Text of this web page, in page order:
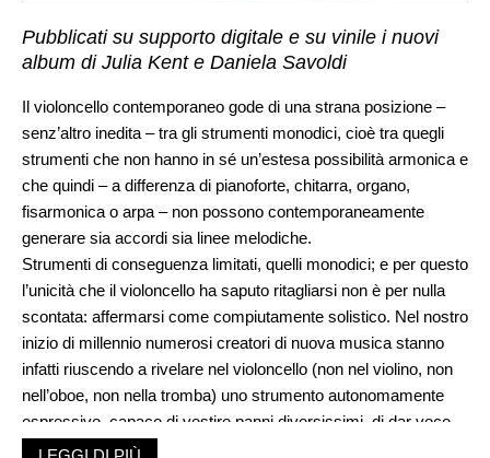
Pubblicati su supporto digitale e su vinile i nuovi
album di Julia Kent e Daniela Savoldi
Il violoncello contemporaneo gode di una strana posizione –
senz’altro inedita – tra gli strumenti monodici, cioè tra quegli
strumenti che non hanno in sé un’estesa possibilità armonica e
che quindi – a differenza di pianoforte, chitarra, organo,
fisarmonica o arpa – non possono contemporaneamente
generare sia accordi sia linee melodiche.
Strumenti di conseguenza limitati, quelli monodici; e per questo
l’unicità che il violoncello ha saputo ritagliarsi non è per nulla
scontata: affermarsi come compiutamente solistico. Nel nostro
inizio di millennio numerosi creatori di nuova musica stanno
infatti riuscendo a rivelare nel violoncello (non nel violino, non
nell’oboe, non nella tromba) uno strumento autonomamente
espressivo, capace di vestire panni diversissimi, di dar voce
alle poetiche più disparate, di farsi veicolo della